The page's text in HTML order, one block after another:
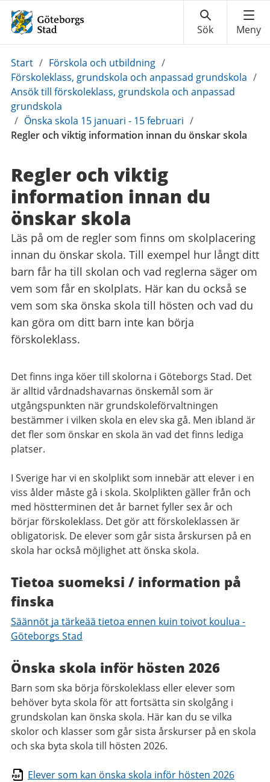
Du
är
här:
Start / Förskola och utbildning /
Förskoleklass, grundskola och anpassad grundskola /
Ansök till förskoleklass, grundskola och anpassad
grundskola
/ Önska skola 15 januari - 15 februari /
Regler och viktig information innan du önskar skola
Regler och viktig
information innan du
önskar skola
Läs på om de regler som finns om skolplacering
innan du önskar skola. Till exempel hur långt ditt
barn får ha till skolan och vad reglerna säger om
vem som får en skolplats. Här kan du också se
vem som ska önska skola till hösten och vad du
kan göra om ditt barn inte kan börja
förskoleklass.
Det finns inga köer till skolorna i Göteborgs Stad. Det
är alltid vårdnadshavarnas önskemål som är
utgångspunkten när grundskoleförvaltningen
bestämmer i vilken skola en elev ska gå. Men ibland är
det fler som önskar en skola än vad det finns lediga
platser.
I Sverige har vi en skolplikt som innebär att elever i en
viss ålder måste gå i skola. Skolplikten gäller från och
med höstterminen det år barnet fyller sex år och
börjar förskoleklass. Det gör att förskoleklassen är
obligatorisk. De elever som går sista årskursen på en
skola har också möjlighet att önska skola.
Tietoa suomeksi / information på
finska
Säännöt ja tärkeää tietoa ennen kuin toivot koulua -
Göteborgs Stad
Önska skola inför hösten 2026
Barn som ska börja förskoleklass eller elever som
behöver byta skola för att fortsätta sin skolgång i
grundskolan kan önska skola. Här kan du se vilka
skolor och klasser som går sista årskurser på en skola
och ska byta skola till hösten 2026.
Elever som kan önska skola inför hösten 2026